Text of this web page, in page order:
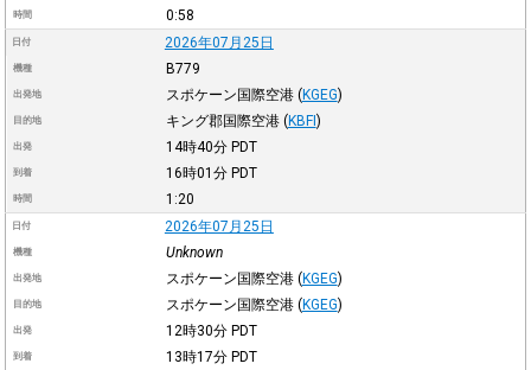
時間 0:58
日付 2026年07月25日
機種 B779
出発地 スポケーン国際空港 (KGEG)
目的地 キング郡国際空港 (KBFI )
出発 14時40分 PDT
到着 16時01分 PDT
時間 1:20
日付 2026年07月25日
機種 Unknown
出発地 スポケーン国際空港 (KGEG)
目的地 スポケーン国際空港 (KGEG)
出発 12時30分 PDT
到着 13時17分 PDT